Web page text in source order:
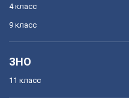
4 класс
9 класс
ЗНО
11 класс